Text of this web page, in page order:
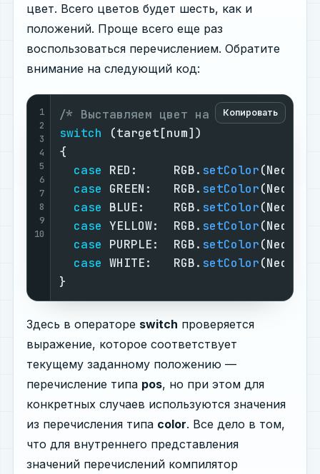
цвет. Всего цветов будет шесть, как и
положений. Проще всего еще раз
воспользоваться перечислением. Обратите
внимание на следующий код:
Копировать
1
2
3
4
5
6
7
8
9
10
/* Выставляем цвет на светодиодах */
switch (target[num])
{
case RED:     RGB. setColor
case GREEN:   RGB. setColor
case BLUE:    RGB. setColor
case YELLOW:  RGB. setColor
case PURPLE:  RGB. setColor
case WHITE:   RGB. setColor
}
Здесь в операторе switch проверяется
выражение, которое соответствует
текущему заданному положению —
перечисление типа pos, но при этом для
конкретных случаев используются значения
из перечисления типа color. Все дело в том,
что для внутреннего представления
значений перечислений компилятор